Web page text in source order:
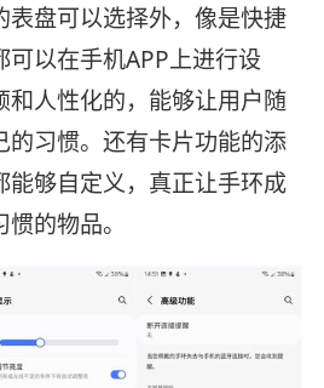
表盘可以选择外，像是快捷
以在手机APP上进行设
和人性化的，能够让用户随
的习惯。还有卡片功能的添
能够自定义，真正让手环成
的物品。